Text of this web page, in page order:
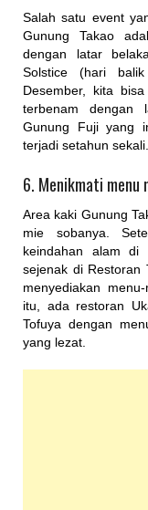
Salah satu event
Gunung Takao
dengan latar
Solstice (hari
Desember, kita
terbenam dengan
Gunung Fuji yang
terjadi setahun sekali.
6. Menikmati menu
Area kaki Gunung
mie sobanya.
keindahan alam di
sejenak di Restoran
menyediakan
itu, ada restoran
Tofuya dengan
yang lezat.